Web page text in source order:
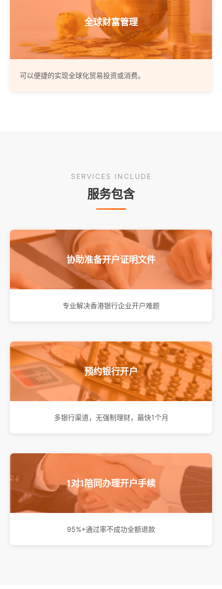
全球财富管理
可以便捷的实现全球化贸易投资或消费。
SERVICES INCLUDE
服务包含
协助准备开户证明文件
专业解决香港银行企业开户难题
预约银行开户
多银行渠道，无强制理财，最快1个月
1对1陪同办理开户手续
95%+通过率不成功全额退款